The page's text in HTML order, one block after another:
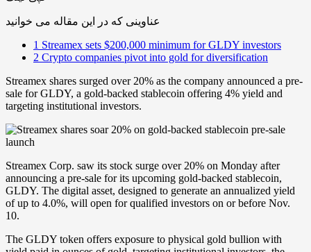
عناوینی که در این مقاله می خوانید
1 Streamex sets $200,000 minimum for GLDY investors
2 Crypto companies pivot into gold for diversification
Streamex shares surged over 20% as the company announced a pre-
sale for GLDY, a gold-backed stablecoin offering 4% yield and
targeting institutional investors.
Streamex Corp. saw its stock surge over 20% on Monday after
announcing a pre-sale for its upcoming gold-backed stablecoin,
GLDY. The digital asset, designed to generate an annualized yield
of up to 4.0%, will open for qualified investors on or before Nov.
10.
The GLDY token offers exposure to physical gold bullion with